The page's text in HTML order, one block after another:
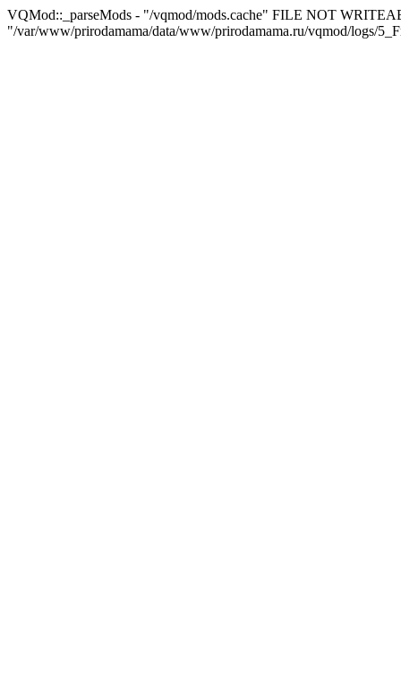
VQMod::_parseMods - "/vqmod/mods.cache" FILE NOT
"/var/www/prirodamama/data/www/prirodamama.ru/vqmod/logs/